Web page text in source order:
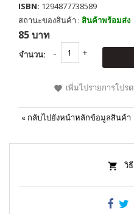
ISBN: 1294877738589
สถานะของสินค้า : สินค้าพร้อมส่ง
85 บาท
จำนวน:
เพิ่มไปรายการโปรด
« กลับไปยังหน้าหลักข้อมูลสินค้า
วิ